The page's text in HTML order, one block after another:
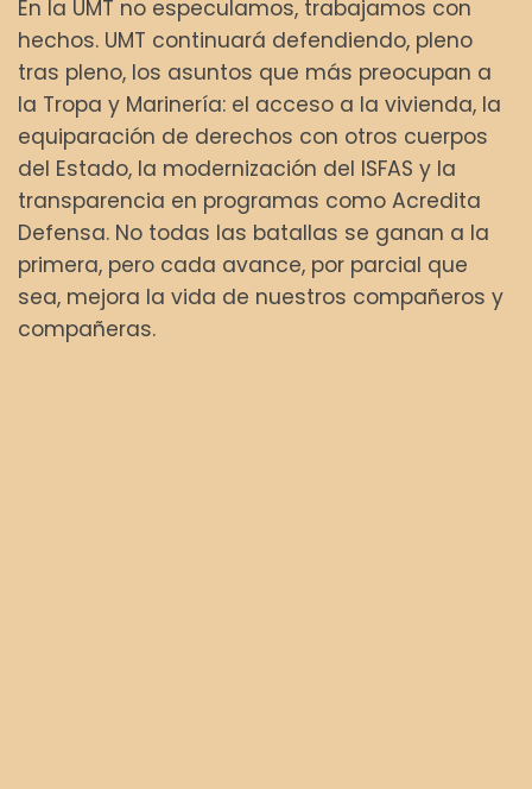
En la UMT no especulamos, trabajamos con
hechos. UMT continuará defendiendo, pleno
tras pleno, los asuntos que más preocupan a
la Tropa y Marinería: el acceso a la vivienda, la
equiparación de derechos con otros cuerpos
del Estado, la modernización del ISFAS y la
transparencia en programas como Acredita
Defensa. No todas las batallas se ganan a la
primera, pero cada avance, por parcial que
sea, mejora la vida de nuestros compañeros y
compañeras.